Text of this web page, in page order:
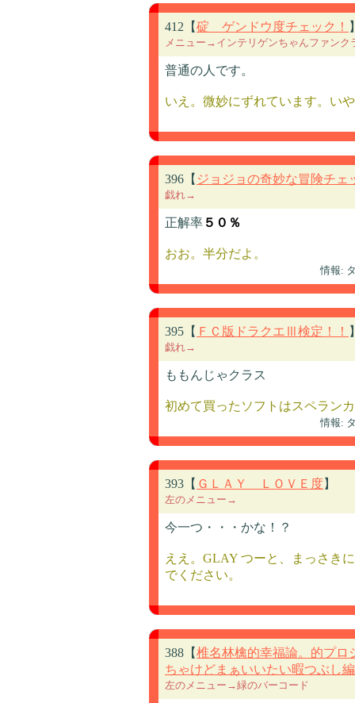
412【碇 ゲンドウ度チェック！
メニュー→インテリゲンちゃんファン
普通の人です。
いえ。微妙にずれています。い
396【 ジョジョの奇妙な冒険チ
戯れ→
正解率 ５０％
おお。半分だよ。
情報:
395【 ＦＣ版ドラクエⅢ検定！！
戯れ→
ももんじゃクラス
初めて買ったソフトはスペラン
情報:
393【 ＧＬＡＹ ＬＯＶＥ度】
左のメニュー→
今一つ・・・かな！？
ええ。GLAY つーと、まっさき
でください。
388【椎名林檎的幸福論。的プロ
ちゃけどまぁいいたい暇つぶし
左のメニュー→緑のバーコード